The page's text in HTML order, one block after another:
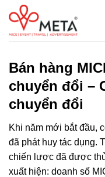
Chuyển
đến
nội
Bán hàng
chuyển đổi –
chuyển đổi
Khi năm mới bắt đầu,
đã phát huy tác dụng.
chiến lược đã được
xuất hiện: doanh số